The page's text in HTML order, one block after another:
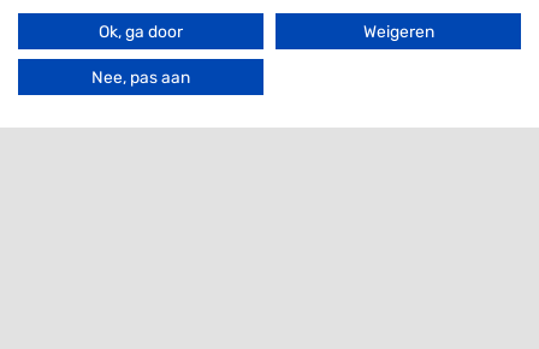
E-
mailadres
Ok, ga door Weigeren
Nee, pas aan